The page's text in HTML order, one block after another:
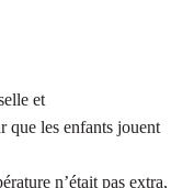
et
que les enfants jouent
n’était pas extra,